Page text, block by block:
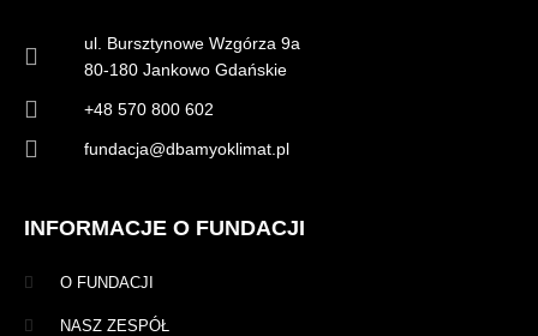
ul. Bursztynowe Wzgórza 9a
80-180 Jankowo Gdańskie
+48 570 800 602
fundacja@dbamyoklimat.pl
INFORMACJE O FUNDACJI
O FUNDACJI
NASZ ZESPÓŁ